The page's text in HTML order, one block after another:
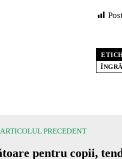
ARTICOLUL PRECEDENT